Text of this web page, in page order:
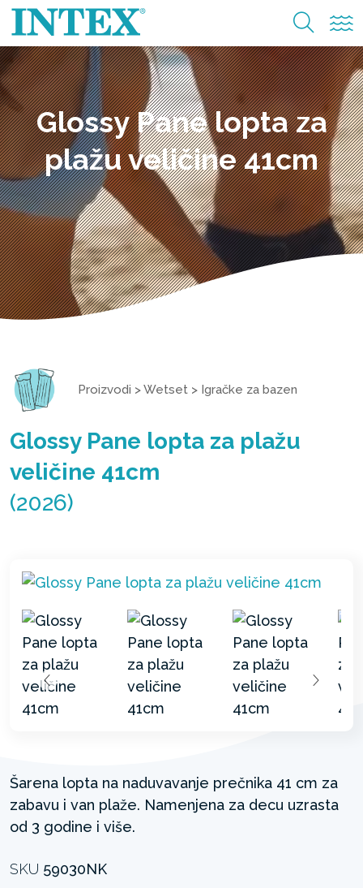
Glossy Pane lopta za
plažu veličine 41cm
Proizvodi >Wetset > Igračke za bazen
Glossy Pane lopta za plažu
veličine 41cm
(2026)
Šarena lopta na naduvavanje prečnika 41 cm za
zabavu i van plaže. Namenjena za decu uzrasta
od 3 godine i više.
SKU 59030NK